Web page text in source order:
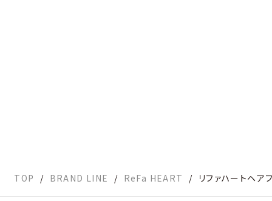
TOP BRAND LINE ReFa HEART リファハートヘア